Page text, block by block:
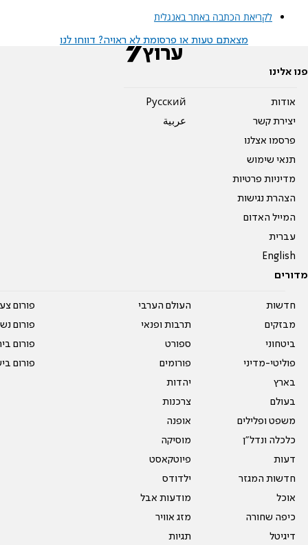
לקריאת הכתבה באתר באנגלית
מצאתם טעות או פרסומת לא ראויה? דווחו לנו
פנו אלינו
אודות
יצירת קשר
פרסמו אצלנו
תנאי שימוש
מדיניות פרטיות
הצהרת נגישות
המייל האדום
עברית
English
Pусский
عربية
מדורים
חדשות
מבזקים
ביטחוני
פוליטי-מדיני
בארץ
בעולם
משפט ופלילים
כלכלה ונדל"ן
דעות
חדשות המגזר
אוכל
כיפה שחורה
דיגיטל
העולם הערבי
תרבות ופנאי
ספורט
פורומים
יהדות
צרכנות
אופנה
מוסיקה
פיוטקאסט
ילדודס
מודעות אבל
מזג אוויר
תגיות
פורום
פורום
פורום
פורום